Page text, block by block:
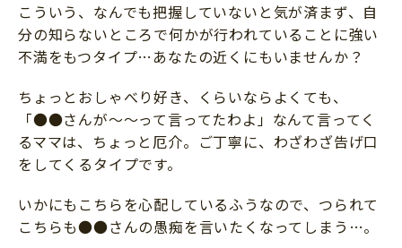
こういう、なんでも把握していないと気が済まず、自
分の知らないところで何かが行われていることに強い
不満をもつタイプ…あなたの近くにもいませんか？
ちょっとおしゃべり好き、くらいならよくても、
「●●さんが～～って言ってたわよ」なんて言ってく
るママは、ちょっと厄介。ご丁寧に、わざわざ告げ口
をしてくるタイプです。
いかにもこちらを心配しているふうなので、つられて
こちらも●●さんの愚痴を言いたくなってしまう…。